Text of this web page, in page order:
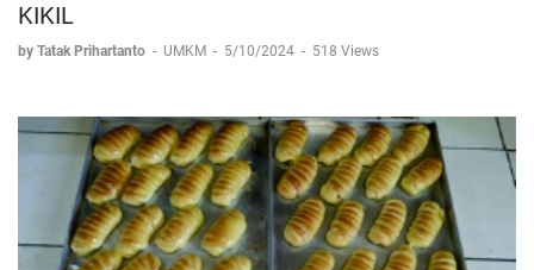
KIKIL
by Tatak Prihartanto - UMKM - 5/10/2024 - 518 Views